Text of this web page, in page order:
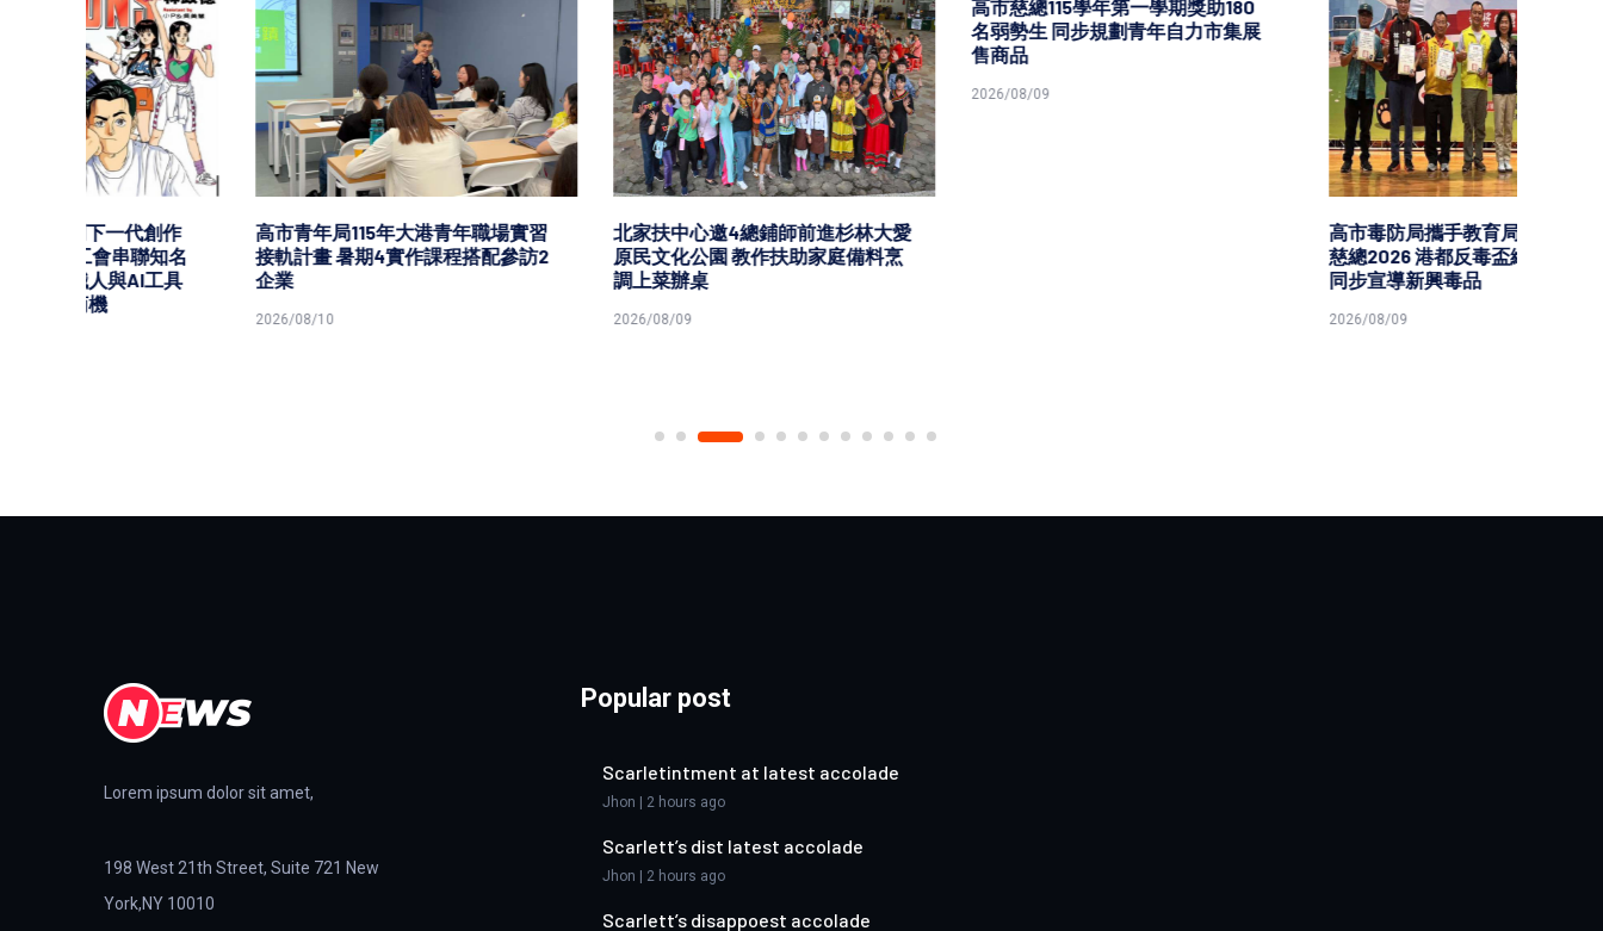
高市青年局115年大港青年職場實習
接軌計畫 暑期4實作課程搭配參訪2
企業
2026/08/10
北家扶中心邀4總鋪師前進杉林大愛
原民文化公園 教作扶助家庭備料烹
高市慈總115學年第一學期獎助180
名弱勢生 同步規劃青年自力市集展
售商品
2026/08/09
高市毒防局攜手教育局、高市社福
慈總2026 港都反毒盃繪圖賽頒獎
Lorem ipsum dolor sit amet,
198 West 21th Street, Suite 721 New
York,NY 10010
Popular post
Scarletintment at latest accolade
Jhon | 2 hours ago
Scarlett’s dist latest accolade
Jhon | 2 hours ago
Scarlett’s disappoest accolade